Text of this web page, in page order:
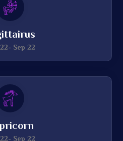
Sep 22
Sep 22